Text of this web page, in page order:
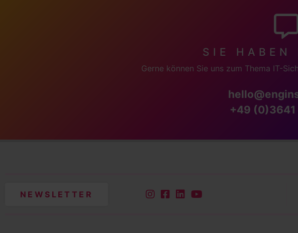
SIE HABEN
Gerne können Sie uns zum Thema IT-
+49 (0)3641
NEWSLETTER